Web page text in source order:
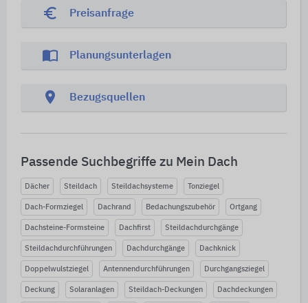
euro_symbol Preisanfrage
import_contacts Planungsunterlagen
location_on Bezugsquellen
Passende Suchbegriffe zu Mein Dach
Dächer Steildach Steildachsysteme Tonziegel
Dach-Formziegel Dachrand Bedachungszubehör Ortgang
Dachsteine-Formsteine Dachfirst Steildachdurchgänge
Steildachdurchführungen Dachdurchgänge Dachknick
Doppelwulstziegel Antennendurchführungen Durchgangsziegel
Deckung Solaranlagen Steildach-Deckungen Dachdeckungen